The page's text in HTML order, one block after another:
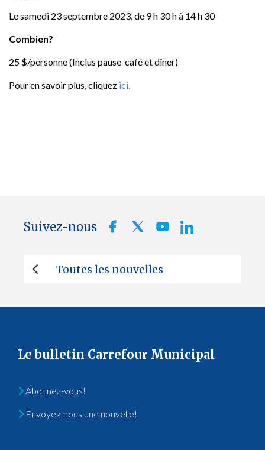
Le samedi 23 septembre 2023, de 9 h 30 h à 14 h 30
Combien?
25 $/personne (Inclus pause-café et dîner)
Pour en savoir plus, cliquez ici.
Suivez-nous
Toutes les nouvelles
Le bulletin Carrefour Municipal
Abonnez-vous!
Envoyez-nous une nouvelle!